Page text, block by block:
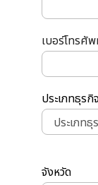
เบอร์โทรศั
ประเภทธุรกิจ
จังหวัด